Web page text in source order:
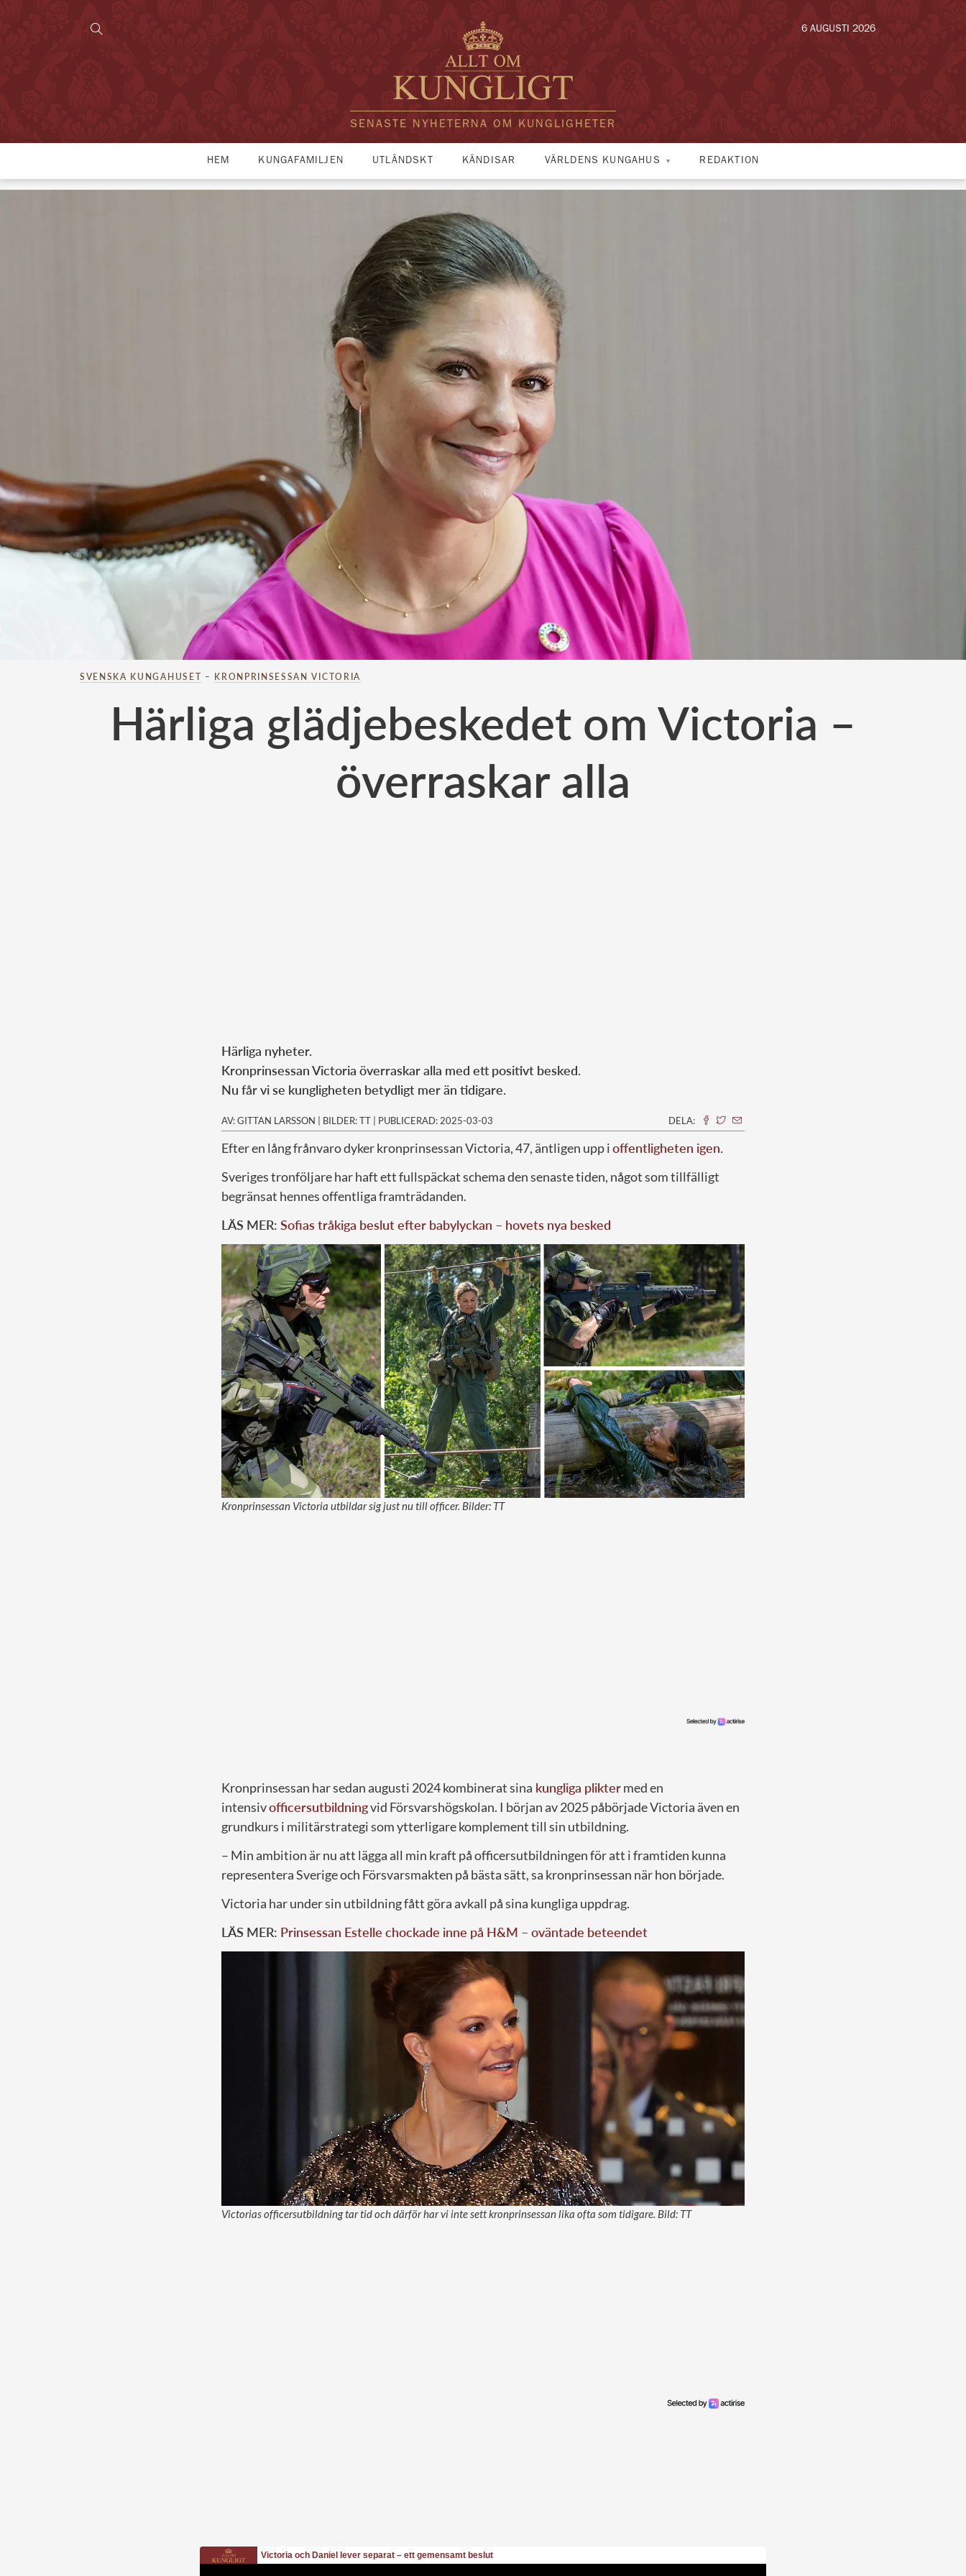
SENASTE NYHETERNA OM KUNGLIGHETER
6 AUGUSTI 2026
HEM KUNGAFAMILJEN UTLÄNDSKT KÄNDISAR VÄRLDENS KUNGAHUS REDAKTION
SVENSKA KUNGAHUSET – KRONPRINSESSAN VICTORIA
Härliga glädjebeskedet om Victoria –
överraskar alla
Härliga nyheter.
Kronprinsessan Victoria överraskar alla med ett positivt besked.
Nu får vi se kungligheten betydligt mer än tidigare.
AV: GITTAN LARSSON | BILDER: TT | PUBLICERAD: 2025-03-03 DELA:
Efter en lång frånvaro dyker kronprinsessan Victoria, 47, äntligen upp ioffentligheten igen.
Sveriges tronföljare har haft ett fullspäckat schema den senaste tiden, något som tillfälligt
begränsat hennes offentliga framträdanden.
LÄS MER: Sofias tråkiga beslut efter babylyckan – hovets nya besked
Kronprinsessan Victoria utbildar sig just nu till officer. Bilder: TT
Kronprinsessan har sedan augusti 2024 kombinerat sina kungliga pliktermed en
intensivofficersutbildningvid Försvarshögskolan. I början av 2025 påbörjade Victoria även en
grundkurs i militärstrategi som ytterligare komplement till sin utbildning.
– Min ambition är nu att lägga all min kraft på officersutbildningen för att i framtiden kunna
representera Sverige och Försvarsmakten på bästa sätt, sa kronprinsessan när hon började.
Victoria har under sin utbildning fått göra avkall på sina kungliga uppdrag.
LÄS MER: Prinsessan Estelle chockade inne på H&M – oväntade beteendet
Victorias officersutbildning tar tid och därför har vi inte sett kronprinsessan lika ofta som tidigare. Bild: TT